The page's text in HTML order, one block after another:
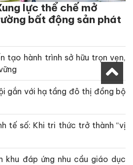
lực thể chế mở
bất động sản phát
tạo hành trình sở hữu trọn vẹn,
gắn với hạ tầng đô thị đồng bộ
tế số: Khi tri thức trở thành “vị
khu đáp ứng nhu cầu giáo dục